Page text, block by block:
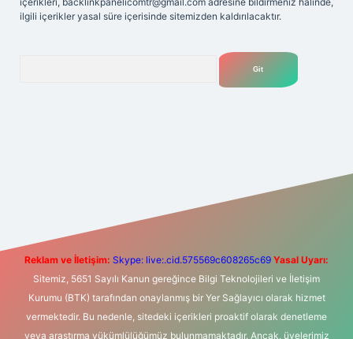
ilgili içerikler yasal süre içerisinde sitemizden kaldırılacaktır.
Reklam ve İletişim: Skype: live:.cid.575569c608265c69 Yasal Uyarı:
Sitemiz, 5651 Sayılı Kanun gereğince Bilgi Teknolojileri ve İletişim
Kurumu (BTK) tarafından onaylanmış bir Yer Sağlayıcı olarak hizmet
vermektedir. Bu nedenle, sitedeki içerikleri proaktif olarak denetleme
veya araştırma yükümlülüğümüz bulunmamaktadır. Ancak, üyelerimiz